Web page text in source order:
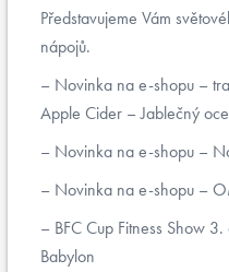
Představujeme Vám
nápojů.
Novinka na e-shopu –
Apple Cider – Jablečný
Novinka na e-shopu –
Novinka na e-shopu –
BFC Cup Fitness Show
Babylon